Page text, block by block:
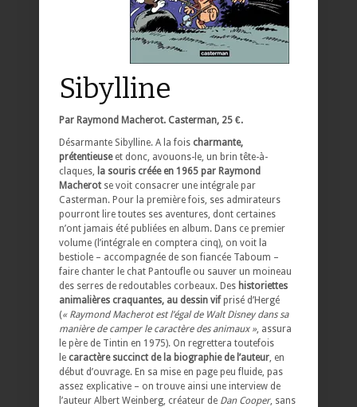
Sibylline
Par Raymond Macherot. Casterman, 25 €.
Désarmante Sibylline. A la fois charmante,
prétentieuseet donc, avouons-le, un brin tête-à-
claques,
la souris créée en 1965 par Raymond
Macherot se voit consacrer une intégrale par
Casterman. Pour la première fois, ses admirateurs
pourront lire toutes ses aventures, dont certaines
n’ont jamais été publiées en album. Dans ce premier
volume (l’intégrale en comptera cinq), on voit la
bestiole – accompagnée de son fiancée Taboum –
faire chanter le chat Pantoufle ou sauver un moineau
des serres de redoutables corbeaux. Des historiettes
animalières craquantes, au dessin vifprisé d’Hergé
(« Raymond Macherot est l’égal de Walt Disney dans sa
manière de camper le caractère des animaux » , assura
le père de Tintin en 1975). On regrettera toutefois
le caractère succinct de la biographie de l’auteur , en
début d’ouvrage. En sa mise en page peu fluide, pas
assez explicative – on trouve ainsi une interview de
l’auteur Albert Weinberg, créateur de Dan Cooper, sans